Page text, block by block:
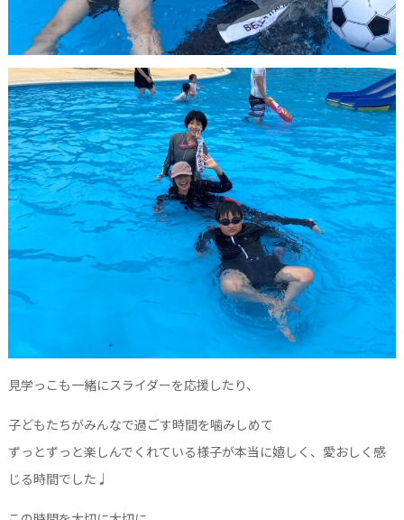
見学っこも一緒にスライダーを応援したり、
子どもたちがみんなで過ごす時間を噛みしめて
ずっとずっと楽しんでくれている様子が本当に嬉しく、愛おしく感
じる時間でした♩